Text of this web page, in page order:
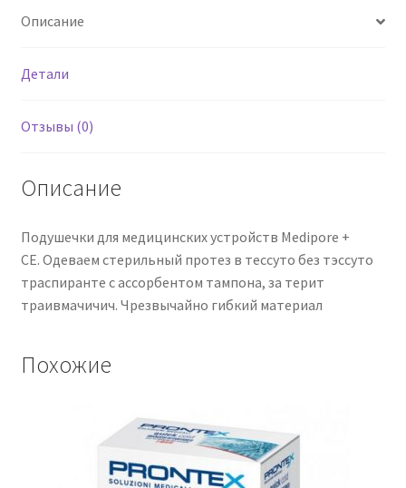
Описание
Детали
Отзывы (0)
Описание
Подушечки для медицинских устройств Medipore +
CE. Одеваем стерильный протез в тессуто без тэссуто
траспиранте с ассорбентом тампона, за терит
траивмачичич. Чрезвычайно гибкий материал
Похожие